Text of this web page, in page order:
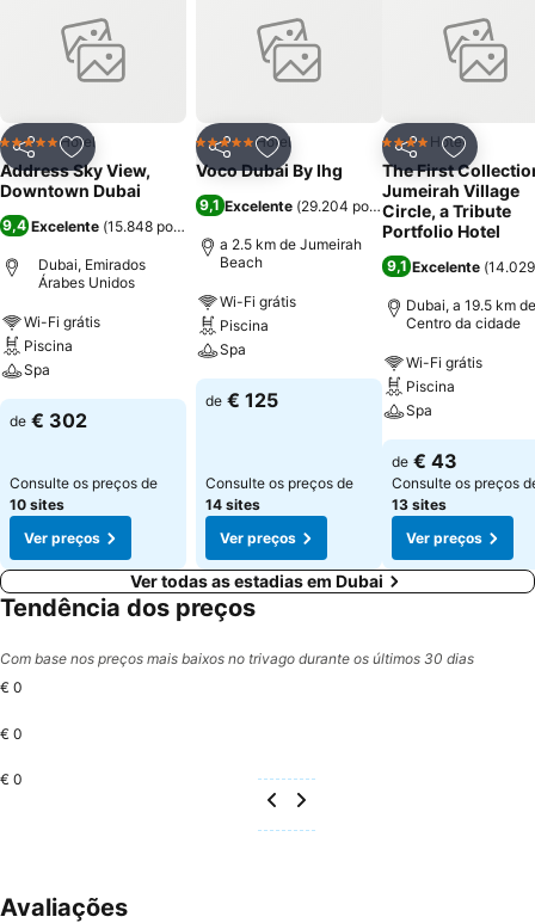
PartilharAdicionar aos favoritos
5 EstrelasHotel
Address Sky View,
Downtown Dubai
9,4 Excelente (15.848 pontuações
Dubai, Emirados
Árabes Unidos
Wi-Fi grátis
Piscina
Spa
de € 302
Consulte os preços de
10 sites
Ver preços
PartilharAdicionar aos favoritos
5 EstrelasHotel
Voco Dubai By Ihg
9,1 Excelente (29.204 pontuações
a 2.5 km de Jumeirah
Beach
Wi-Fi grátis
Piscina
Spa
de € 125
Consulte os preços de
14 sites
Ver preços
Partilhar
4 EstrelasHotel
The First
Jumeirah Village
Circle, a Tribute
Portfolio Hotel
9,1 Excelente (
Dubai, a 19.5 km de
Centro da cidade
Wi-Fi grátis
Piscina
Spa
de € 43
Consulte os preços
13 sites
Ver preços
Ver todas as estadias em Dubai
Tendência dos preços
Com base nos preços mais baixos no trivago durante os últimos 30 dias
€ 0
€ 0
€ 0
Avaliações